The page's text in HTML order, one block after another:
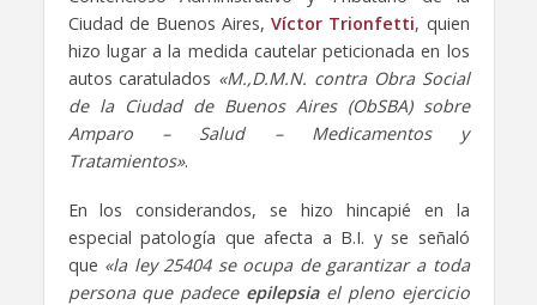
Ciudad de Buenos Aires,Víctor Trionfetti, quien
hizo lugar a la medida cautelar peticionada en los
autos caratulados «M.,D.M.N. contra Obra Social
de la Ciudad de Buenos Aires (ObSBA) sobre
Amparo – Salud – Medicamentos y
Tratamientos».
En los considerandos, se hizo hincapié en la
especial patología que afecta a B.I. y se señaló
que «la ley 25404 se ocupa de garantizar a toda
persona que padece epilepsiael pleno ejercicio